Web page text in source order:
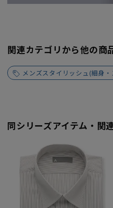
関連カテゴリから他の商
メンズスタイリッシュ(細身
同シリーズアイテム・関